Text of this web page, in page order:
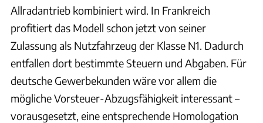
Allradantrieb kombiniert wird. In Frankreich
profitiert das Modell schon jetzt von seiner
Zulassung als Nutzfahrzeug der Klasse N1. Dadurch
entfallen dort bestimmte Steuern und Abgaben. Für
deutsche Gewerbekunden wäre vor allem die
mögliche Vorsteuer-Abzugsfähigkeit interessant –
vorausgesetzt, eine entsprechende Homologation